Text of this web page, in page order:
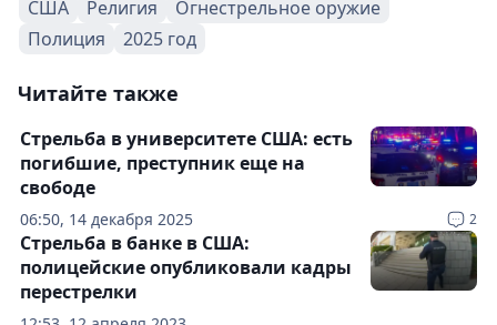
США Религия
Огнестрельное оружие
Полиция
2025 год
Читайте также
06:50, 14 декабря 2025 2
Стрельба в университете США: есть
погибшие, преступник еще на
свободе
Стрельба в банке в США:
полицейские опубликовали кадры
перестрелки